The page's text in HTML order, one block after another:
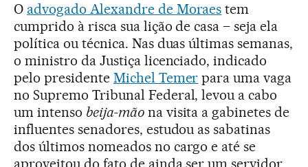
O advogado Alexandre de Moraes tem
cumprido à risca sua lição de casa – seja ela
política ou técnica. Nas duas últimas semanas,
o ministro da Justiça licenciado, indicado
pelo presidente Michel Temer para uma vaga
no Supremo Tribunal Federal, levou a cabo
um intenso beija-mãona visita a gabinetes de
influentes senadores, estudou as sabatinas
dos últimos nomeados no cargo e até se